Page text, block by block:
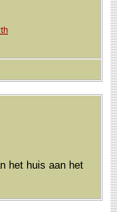
het huis aan het